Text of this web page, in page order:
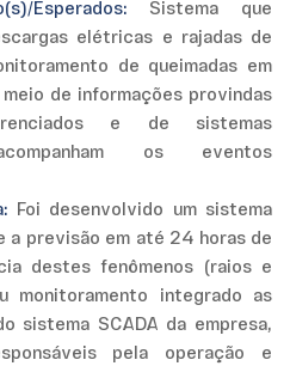
Esperados: Sistema que
elétricas e rajadas de
de queimadas em
de informações provindas
e de sistemas
os eventos
Foi desenvolvido um sistema
a previsão em até 24 horas de
destes fenômenos (raios e
monitoramento integrado as
sistema SCADA da empresa,
pela operação e